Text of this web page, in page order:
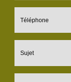
Téléphone
Sujet